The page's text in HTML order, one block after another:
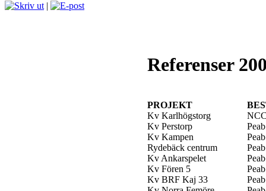
|
Referenser
PROJEKT
Kv Karlhögstorg
Kv Perstorp
Peab
Kv Kampen
Peab
Rydebäck centrum
Peab
Kv Ankarspelet
Peab
Kv Fören 5
Peab
Kv BRF Kaj 33
Peab